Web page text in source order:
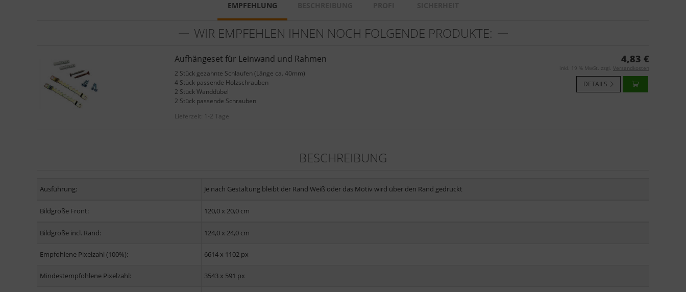
EMPFEHLUNG
WIR EMPFEHLEN IHNEN NOCH FOLGENDE PRODUKTE:
Aufhängeset für Leinwand und Rahmen
2 Stück gezahnte Schlaufen (Länge ca. 40mm)
4 Stück passende Holzschrauben
2 Stück Wanddübel
2 Stück passende Schrauben
Lieferzeit: 1-2 Tage
4,83 €
inkl. 19 % MwSt. zzgl. Versandkosten
DETAILS
BESCHREIBUNG
Ausführung: Je nach Gestaltung bleibt der Rand Weiß oder das Motiv wird über den Rand gedruckt
Bildgröße Front: 120,0 x 20,0 cm
Bildgröße incl. Rand: 124,0 x 24,0 cm
Empfohlene Pixelzahl (100%): 6614 x 1102 px
Mindestempfohlene Pixelzahl: 3543 x 591 px